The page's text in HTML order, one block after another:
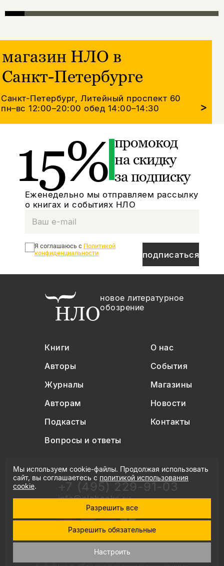
магазин НЛО в
Санкт-Петербурге
Санкт-Петербург, Литейный проспект 60
пн–вс 12:00–20:00обед 14:00–14:30 >
15% промокод
на скидку
за подписку
Еженедельно мы отправляем рассылку
о книгах и событиях НЛО
подписаться
Я соглашаюсь с Политикой
конфиденциальности
новое литературное
обозрение
Книги
О нас
Авторы
События
Журналы
Магазины
Авторам
Новости
Подкасты
Контакты
Вопросы и ответы
+7 (495) 229-91-03
info@nlobooks.ru
© Новое литературное обозрение. 2026
правила продажи товаров
Мы используем cookie-файлы. Продолжая использовать
сайт, вы соглашаетесь с политикой использования
cookie.
Разрешить все
Разрешить обязательные
Настроить